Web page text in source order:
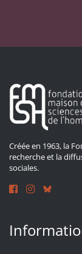
Créée en 1963, la
recherche et la
sociales.